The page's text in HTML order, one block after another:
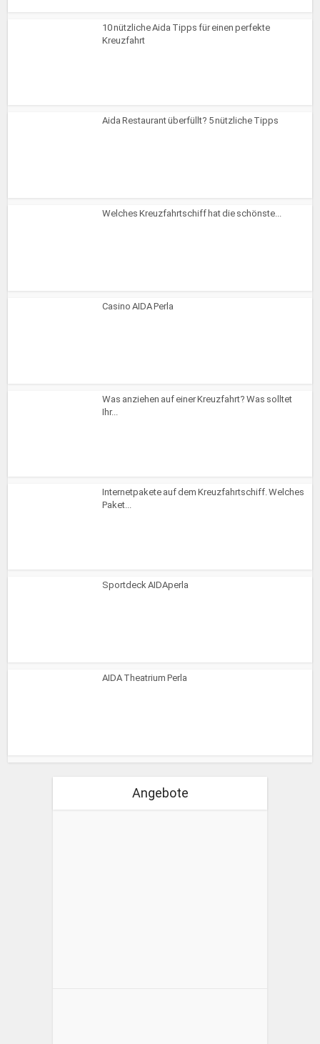
10 nützliche Aida Tipps für einen perfekte
Kreuzfahrt
Aida Restaurant überfüllt? 5 nützliche Tipps
Welches Kreuzfahrtschiff hat die schönste...
Casino AIDA Perla
Was anziehen auf einer Kreuzfahrt? Was solltet
Ihr...
Internetpakete auf dem Kreuzfahrtschiff. Welches
Paket...
Sportdeck AIDAperla
AIDA Theatrium Perla
Angebote